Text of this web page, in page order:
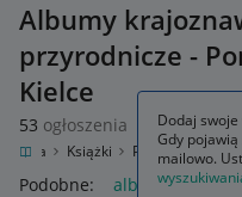
Albumy
przyrodnicze -
Kielce
53 ogłoszenia
Książki Poradniki i
Podobne: albumy
Dodaj
Gdy
mailowo.